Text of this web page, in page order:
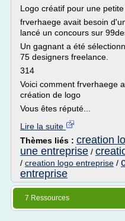
Logo créatif pour une
frverhaege avait besoin
lancé un concours sur
Un gagnant a été
75 designers freelance.
314
Voici comment frverhaege
création de logo
Vous êtes réputé...
Lire la suite
Thèmes liés : creation
une entreprise /
/ creation logo entreprise /
entreprise
7 Ressources